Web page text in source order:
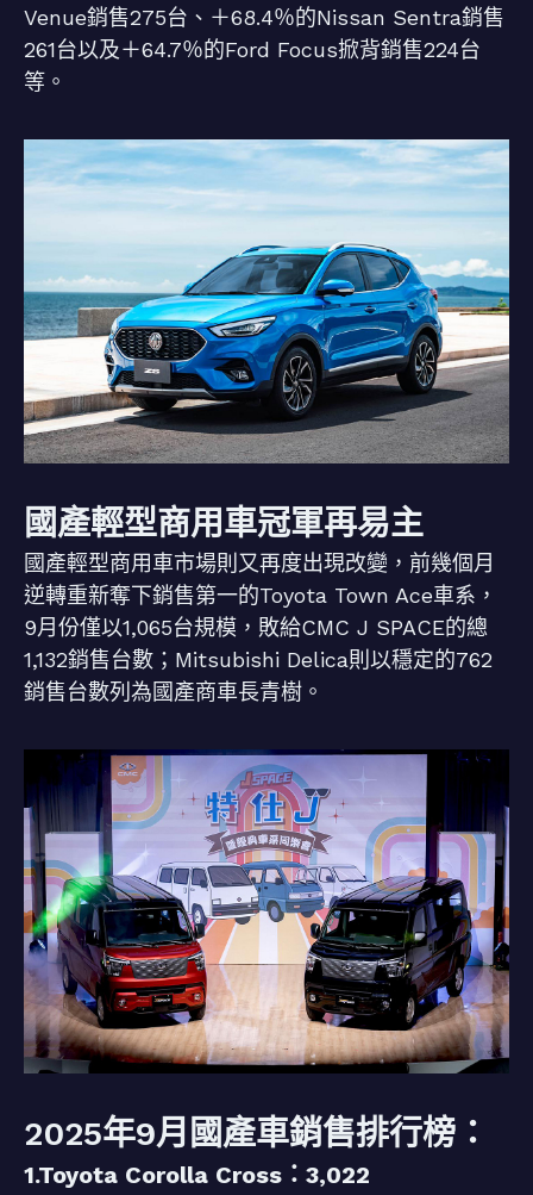
Venue銷售275台、＋68.4％的Nissan Sentra銷售
261台以及＋64.7％的Ford Focus掀背銷售224台
等。
國產輕型商用車冠軍再易主
國產輕型商用車市場則又再度出現改變，前幾個月
逆轉重新奪下銷售第一的Toyota Town Ace車系，
9月份僅以1,065台規模，敗給CMC J SPACE的總
1,132銷售台數；Mitsubishi Delica則以穩定的762
銷售台數列為國產商車長青樹。
2025年9月國產車銷售排行榜：
1.Toyota Corolla Cross：3,022